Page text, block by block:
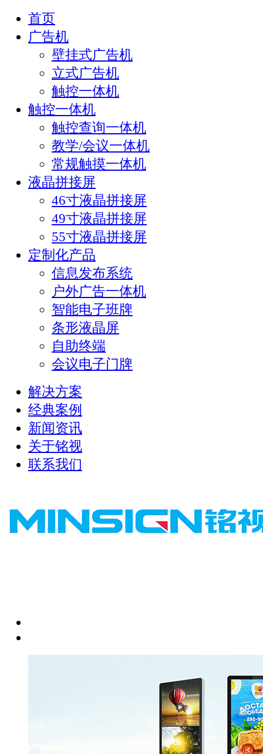
首页
广告机
壁挂式广告机
立式广告机
触控一体机
触控一体机
触控查询一体机
教学/会议一体机
常规触摸一体机
液晶拼接屏
46寸液晶拼接屏
49寸液晶拼接屏
55寸液晶拼接屏
定制化产品
信息发布系统
户外广告一体机
智能电子班牌
条形液晶屏
自助终端
会议电子门牌
解决方案
经典案例
新闻资讯
关于铭视
联系我们